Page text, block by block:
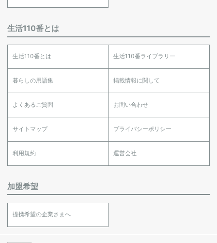
生活110番とは
生活110番とは 生活110番ライブラリー
暮らしの用語集 掲載情報に関して
よくあるご質問 お問い合わせ
サイトマップ プライバシーポリシー
利用規約 運営会社
加盟希望
提携希望の企業さまへ